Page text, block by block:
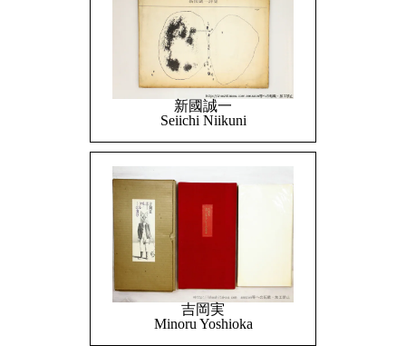
新國誠一
Seiichi Niikuni
吉岡実
Minoru Yoshioka